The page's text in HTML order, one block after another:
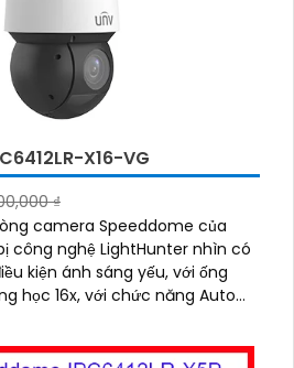
X16-VG
₫
camera Speeddome của
công nghệ LightHunter nhìn có
kiện ánh sáng yếu, với ống
học 16x, với chức năng Auto